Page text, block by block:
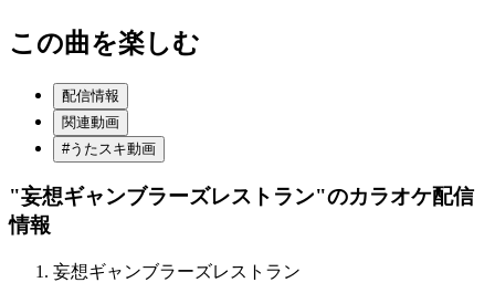
この曲を楽しむ
配信情報
関連動画
#うたスキ動画
"妄想ギャンブラーズレストラン"のカラオケ配信
情報
妄想ギャンブラーズレストラン